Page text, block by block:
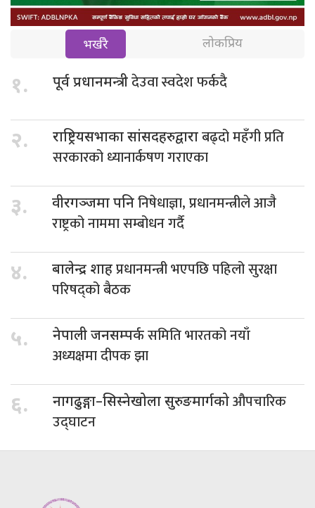
भर्खरै लोकप्रिय
१. पूर्व प्रधानमन्त्रीदेउवा स्वदेश फर्कदै
२. राष्ट्रियसभाका सांसदहरुद्वाराबढ्दो महँगी प्रति
सरकारको ध्यानार्कषण गराएका
३. वीरगञ्जमा पनिनिषेधाज्ञा, प्रधानमन्त्रीले आजै
राष्ट्रको नाममा सम्बोधन गर्दै
४. बालेन्द्र शाहप्रधानमन्त्री भएपछि पहिलो सुरक्षा
परिषद्को बैठक
५. नेपाली जनसम्पर्कसमिति भारतको नयाँ
अध्यक्षमा दीपक झा
६. नागढुङ्गा–सिस्नेखोला सुरुङमार्गकोऔपचारिक
उद्घाटन